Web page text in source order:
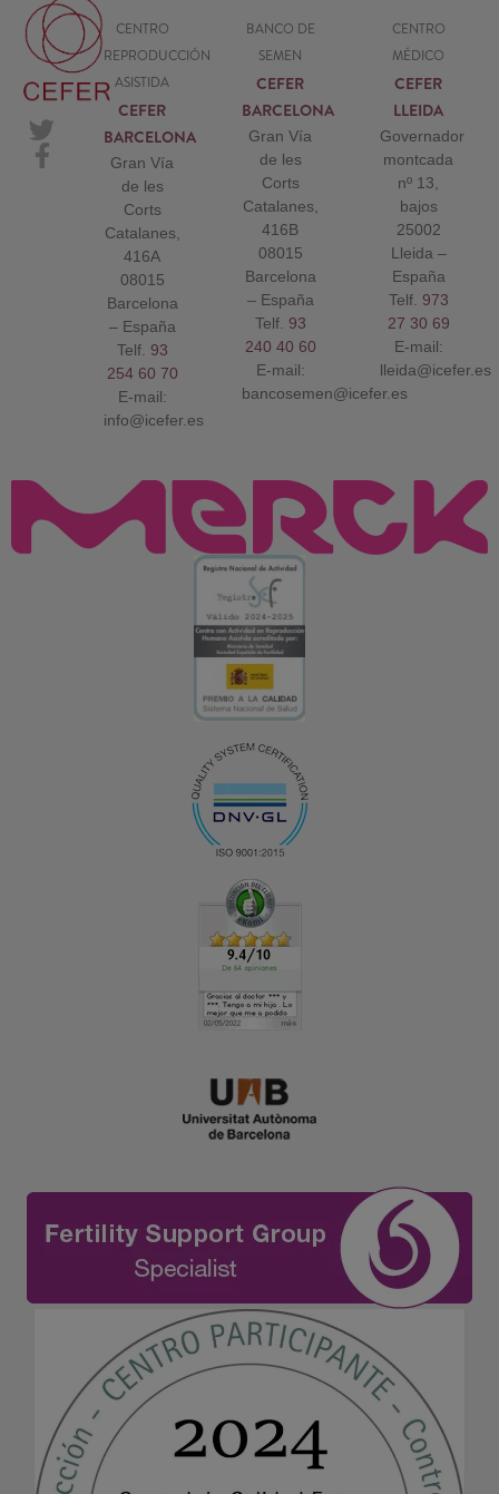
CENTRO
REPRODUCCIÓN
ASISTIDA
CEFER
BARCELONA
Gran Vía
de les
Corts
Catalanes,
416A
08015
Barcelona
– España
Telf. 93
254 60 70
E-mail:
info@icefer.es
BANCO DE
SEMEN
CEFER
BARCELONA
Gran Vía
de les
Corts
Catalanes,
416B
08015
Barcelona
– España
Telf. 93
240 40 60
E-mail:
bancosemen@icefer.es
CENTRO
MÉDICO
CEFER
LLEIDA
Governador
montcada
nº 13,
bajos
25002
Lleida –
España
Telf. 973
27 30 69
E-mail:
lleida@icefer.es